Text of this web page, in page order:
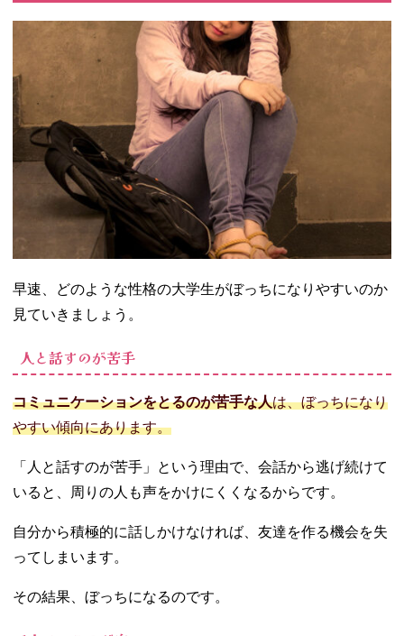
しかける
や委員会に
− 相手に興
味を持つ
− 大学には
きちんと行
く
05. 大学でぼっち
でいるメリット
で悩まされ
ない
間を自由に
使える
− 好きな講
義をとれる
06. 大学生がぼっ
ちでも楽しく過
ごすコツ
− 講義に集
− 空き時間
は趣味に使
− 資格勉強
早速、どのような性格の大学生がぼっちになりやすいのか
見ていきましょう。
人と話すのが苦手
コミュニケーションをとるのが苦手な人は、ぼっちになり
やすい傾向にあります。
「人と話すのが苦手」という理由で、会話から逃げ続けて
いると、周りの人も声をかけにくくなるからです。
自分から積極的に話しかけなければ、友達を作る機会を失
ってしまいます。
その結果、ぼっちになるのです。